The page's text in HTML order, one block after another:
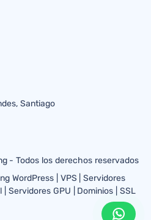
Santiago
- Todos los derechos reservados
WordPress VPS |Servidores
Servidores GPU Dominios |SSL